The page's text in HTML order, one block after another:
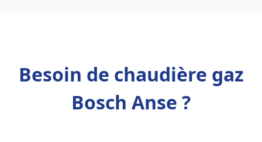
Besoin de chaudière gaz
Bosch Anse ?